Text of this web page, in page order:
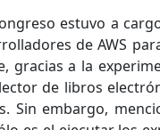
estuvo a
de AWS
gracias a la
de libros
Sin embargo,